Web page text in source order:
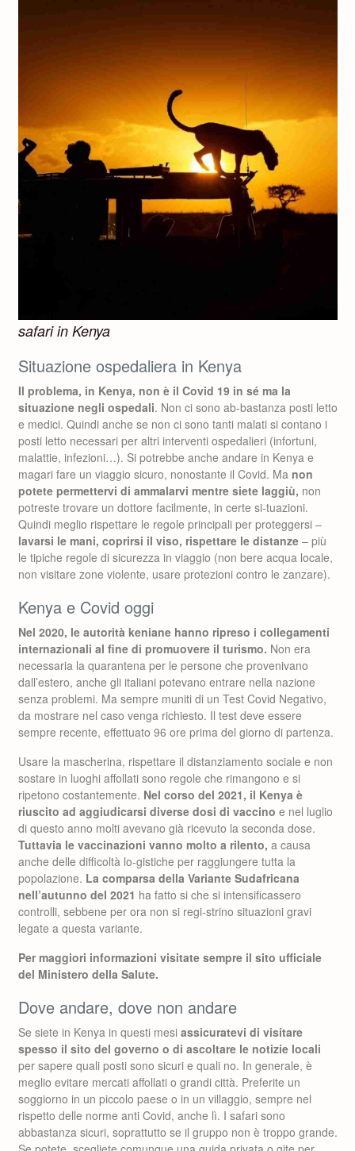
safari in Kenya
Situazione ospedaliera in Kenya
Il problema, in Kenya, non è il Covid 19 in sé ma la
situazione negli ospedali. Non ci sono ab-bastanza posti letto
e medici. Quindi anche se non ci sono tanti malati si contano i
posti letto necessari per altri interventi ospedalieri (infortuni,
malattie, infezioni…). Si potrebbe anche andare in Kenya e
magari fare un viaggio sicuro, nonostante il Covid. Ma non
potete permettervi di ammalarvi mentre siete laggiù, non
potreste trovare un dottore facilmente, in certe si-tuazioni.
Quindi meglio rispettare le regole principali per proteggersi –
lavarsi le mani, coprirsi il viso, rispettare le distanze – più
le tipiche regole di sicurezza in viaggio (non bere acqua locale,
non visitare zone violente, usare protezioni contro le zanzare).
Kenya e Covid oggi
Nel 2020, le autorità keniane hanno ripreso i collegamenti
internazionali al fine di promuovere il turismo. Non era
necessaria la quarantena per le persone che provenivano
dall’estero, anche gli italiani potevano entrare nella nazione
senza problemi. Ma sempre muniti di un Test Covid Negativo,
da mostrare nel caso venga richiesto. Il test deve essere
sempre recente, effettuato 96 ore prima del giorno di partenza.
Usare la mascherina, rispettare il distanziamento sociale e non
sostare in luoghi affollati sono regole che rimangono e si
ripetono costantemente. Nel corso del 2021, il Kenya è
riuscito ad aggiudicarsi diverse dosi di vaccino e nel luglio
di questo anno molti avevano già ricevuto la seconda dose.
Tuttavia le vaccinazioni vanno molto a rilento, a causa
anche delle difficoltà lo-gistiche per raggiungere tutta la
popolazione. La comparsa della Variante Sudafricana
nell’autunno del 2021 ha fatto si che si intensificassero
controlli, sebbene per ora non si regi-strino situazioni gravi
legate a questa variante.
Per maggiori informazioni visitate sempre il sito ufficiale
del Ministero della Salute.
Dove andare, dove non andare
Se siete in Kenya in questi mesi assicuratevi di visitare
spesso il sito del governo o di ascoltare le notizie locali
per sapere quali posti sono sicuri e quali no. In generale, è
meglio evitare mercati affollati o grandi città. Preferite un
soggiorno in un piccolo paese o in un villaggio, sempre nel
rispetto delle norme anti Covid, anche lì. I safari sono
abbastanza sicuri, soprattutto se il gruppo non è troppo grande.